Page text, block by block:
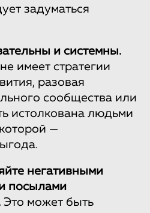
задуматься
и системны.
имеет стратегии
разовая
сообщества или
истолкована людьми
—
негативными
посылами
Это может быть